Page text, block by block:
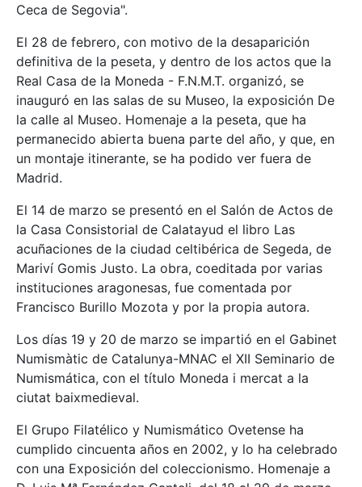
Ceca de Segovia".
El 28 de febrero, con motivo de la desaparición
definitiva de la peseta, y dentro de los actos que la
Real Casa de la Moneda - F.N.M.T. organizó, se
inauguró en las salas de su Museo, la exposición De
la calle al Museo. Homenaje a la peseta, que ha
permanecido abierta buena parte del año, y que, en
un montaje itinerante, se ha podido ver fuera de
Madrid.
El 14 de marzo se presentó en el Salón de Actos de
la Casa Consistorial de Calatayud el libro Las
acuñaciones de la ciudad celtibérica de Segeda, de
Mariví Gomis Justo. La obra, coeditada por varias
instituciones aragonesas, fue comentada por
Francisco Burillo Mozota y por la propia autora.
Los días 19 y 20 de marzo se impartió en el Gabinet
Numismàtic de Catalunya-MNAC el XII Seminario de
Numismática, con el título Moneda i mercat a la
ciutat baixmedieval.
El Grupo Filatélico y Numismático Ovetense ha
cumplido cincuenta años en 2002, y lo ha celebrado
con una Exposición del coleccionismo. Homenaje a